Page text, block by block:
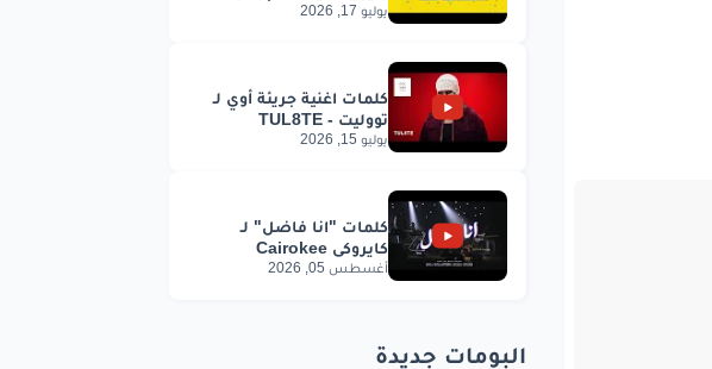
يوليو 17, 2026
يوليو 15, 2026
أغسطس 05, 2026
البومات جديدة